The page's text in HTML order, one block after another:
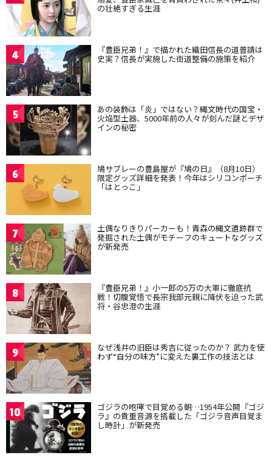
の壮絶すぎる生涯
4 『豊臣兄弟！』で描かれた織田信長の道普請は
史実？信長が実施した街道整備の施策を紹介
5 あの装飾は「炎」ではない？縄文時代の国宝・
火焔型土器、5000年前の人々が刻んだ謎とデザ
インの秘密
6 鳩サブレーの豊島屋が『鳩の日』（8月10日）
限定グッズ詳細を発表！今年はシリコンポーチ
「はとっこ」
7 土偶なりきりパーカーも！青森の縄文遺跡群で
発掘された土偶がモチーフのキュートなグッズ
が新発売
8 『豊臣兄弟！』小一郎の5万の大軍に徹底抗
戦！切腹覚悟で長宗我部元親に降伏を迫った武
将・谷忠澄の生涯
9 なぜ浅井の旧臣は秀吉に従ったのか？ 武力を使
わず“自分の味方”に変えた裏工作の技法とは
10 ゴジラの咆哮で目覚める朝…1954年公開『ゴジ
ラ』の貴重音源を搭載した「ゴジラ音声目覚ま
し時計」が新発売